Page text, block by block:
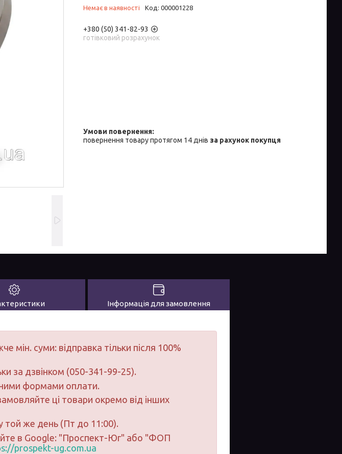
Немає в наявності Код: 000001228
+380 (50) 341-82-93
готівковий розрахунок
повернення товару протягом 14 днів за рахунок покупця
Інформація для замовлення
суми: відправка тільки після 100%
за дзвінком (050-341-99-25).
формами оплати.
ці товари окремо від інших
той же день (Пт до 11:00).
в Google: "Проспект-Юг" або "ФОП
prospekt-ug.com.ua